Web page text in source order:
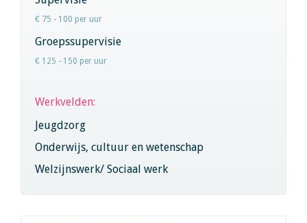
€ 75 - 100 per uur
Groepssupervisie
€ 125 - 150 per uur
Werkvelden:
Jeugdzorg
Onderwijs, cultuur en wetenschap
Welzijnswerk/ Sociaal werk